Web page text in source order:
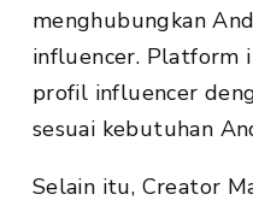
menghubungkan
influencer. Platform
profil influencer
sesuai kebutuhan
Selain itu, Creator